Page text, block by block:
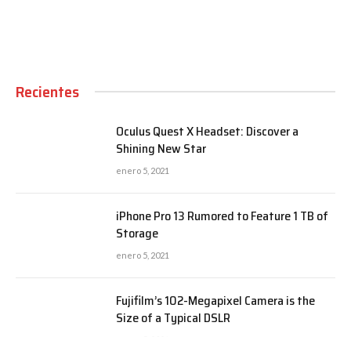
Recientes
Oculus Quest X Headset: Discover a
Shining New Star
enero 5, 2021
iPhone Pro 13 Rumored to Feature 1 TB of
Storage
enero 5, 2021
Fujifilm’s 102-Megapixel Camera is the
Size of a Typical DSLR